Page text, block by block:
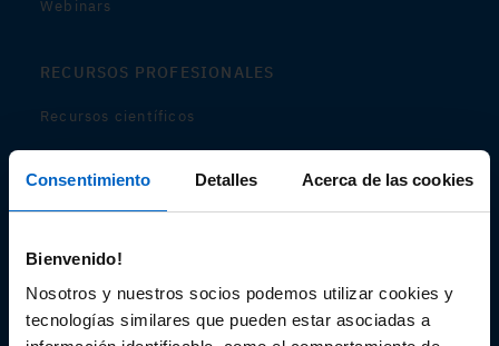
Consentimiento Detalles Acerca de las cookies
Bienvenido!
Nosotros y nuestros socios podemos utilizar cookies y
tecnologías similares que pueden estar asociadas a
Webinars
RECURSOS PROFESIONALES
Recursos científicos
Audiovisual
Espacio de Información Médica